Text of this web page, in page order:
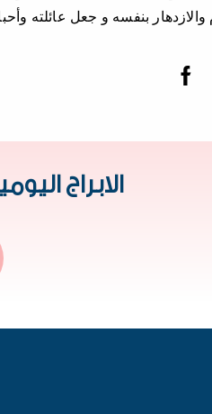
بنفسه و جعل عائلته
الابراج